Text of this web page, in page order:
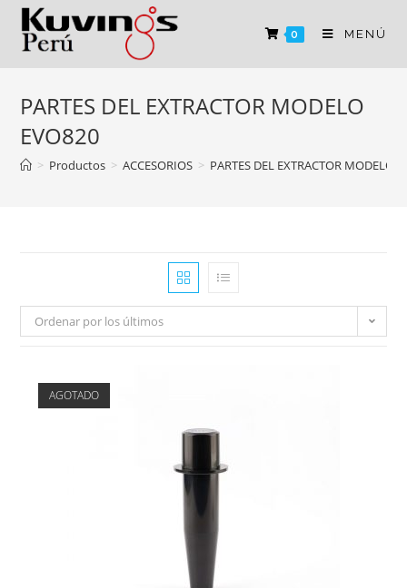
0 MENÚ
PARTES DEL EXTRACTOR MODELO
EVO820
> Productos > ACCESORIOS > PARTES DEL EXTRACTOR MODELO
Ordenar por los últimos
AGOTADO